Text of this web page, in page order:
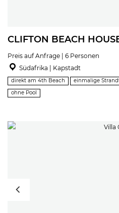
CLIFTON BEACH
Preis auf Anfrage | 6 Personen
Südafrika | Kapstadt
direkt am 4th Beach einmalige
ohne Pool